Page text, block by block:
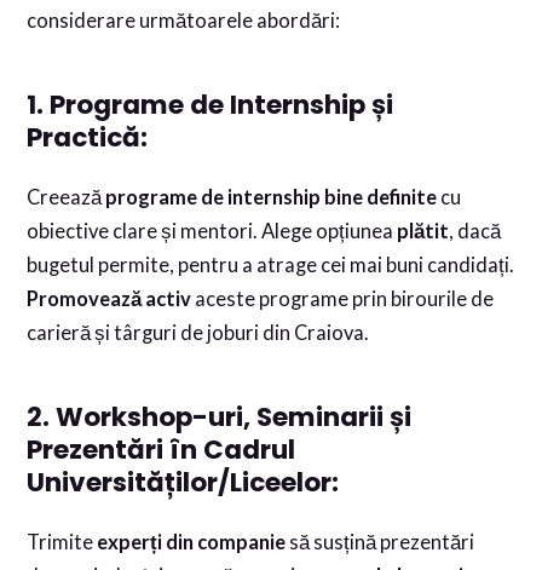
considerare următoarele abordări:
1. Programe de Internship și
Practică:
Creeazăprograme de internship bine definite cu
obiective clare și mentori. Alege opțiunea plătit, dacă
bugetul permite, pentru a atrage cei mai buni candidați.
Promovează activ aceste programe prin birourile de
carieră și târguri de joburi din Craiova.
2. Workshop-uri, Seminarii și
Prezentări în Cadrul
Universităților/Liceelor:
Trimite experți din companie să susțină prezentări